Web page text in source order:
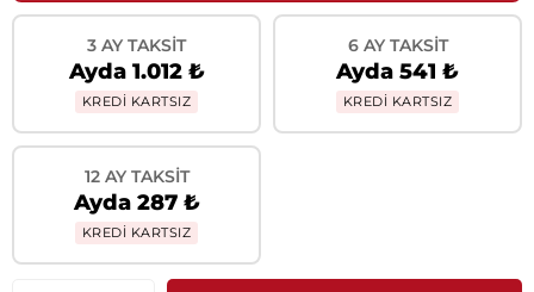
3 AY TAKSIT
Ayda 1.012 ₺
KREDİ KARTSIZ
6 AY TAKSIT
Ayda 541 ₺
KREDİ KARTSIZ
12 AY TAKSIT
Ayda 287 ₺
KREDİ KARTSIZ